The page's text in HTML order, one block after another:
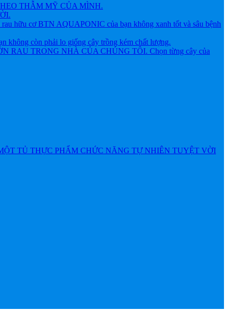
THẪM MỸ CỦA MÌNH.
cơ BTN AQUAPONIC của bạn không xanh tốt và sâu bệnh
còn phải lo giống cây trồng kém chất lượng.
TRONG NHÀ CỦA CHÚNG TÔI. Chọn từng cây của
TỦ THỰC PHẨM CHỨC NĂNG TỰ NHIÊN TUYỆT VỜI